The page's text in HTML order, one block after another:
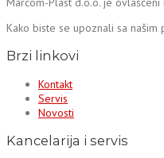
Kako biste se upoznali sa
Brzi linkovi
Kontakt
Servis
Novosti
Kancelarija i servis